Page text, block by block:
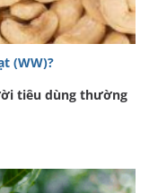
(WW)?
tiêu dùng thường